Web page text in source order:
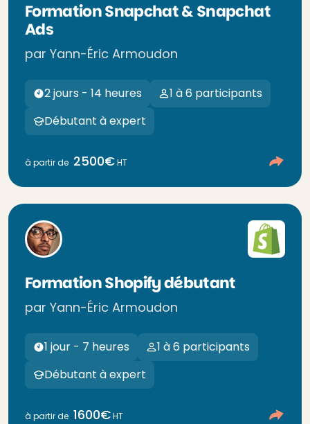
Formation Snapchat & Snapchat
Ads
par Yann-Éric Armoudon
2 jours - 14 heures
1 à 6 participants
Débutant à expert
à partir de 2500€HT
Formation Shopify débutant
par Yann-Éric Armoudon
1 jour - 7 heures
1 à 6 participants
Débutant à expert
à partir de 1600€HT